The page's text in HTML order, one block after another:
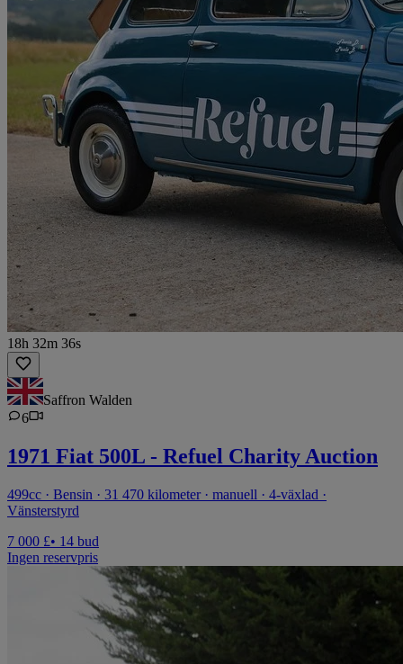
18h 32m 36s
Saffron Walden
6
1971 Fiat 500L - Refuel Charity Auction
499cc · Bensin · 31 470 kilometer · manuell · 4-växlad ·
Vänsterstyrd
7 000 £• 14 bud
Ingen reservpris